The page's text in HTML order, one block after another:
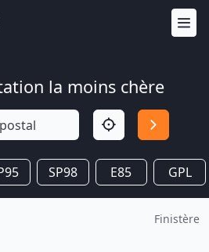
la moins chère
SP98 E85 GPL
Finistère